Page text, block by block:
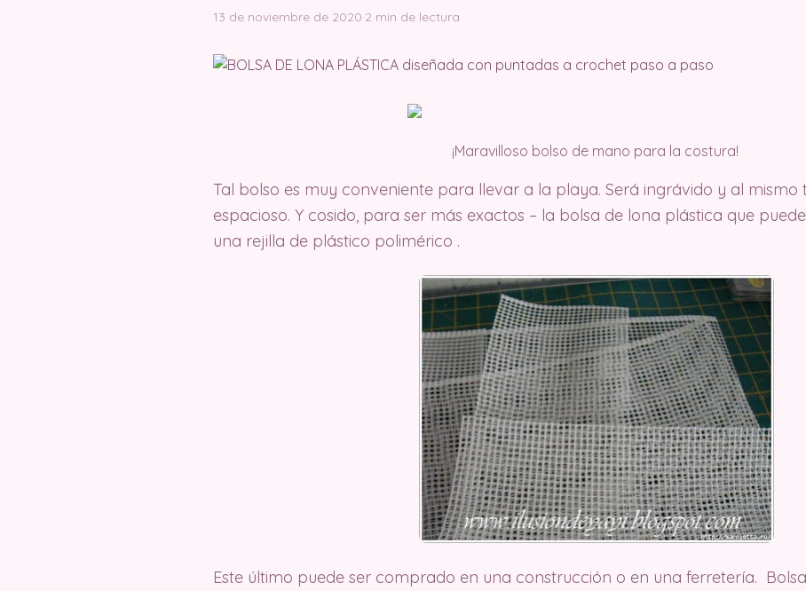
13 de noviembre de 2020·2 min de lectura
¡Maravilloso bolso de mano para la costura!
Tal bolso es muy conveniente para llevar a la playa. Será ingrávido y al
espacioso. Y cosido, para ser más exactos – la bolsa de lona plástica que
una rejilla de plástico polimérico .
Este último puede ser comprado en una construcción o en una ferretería.